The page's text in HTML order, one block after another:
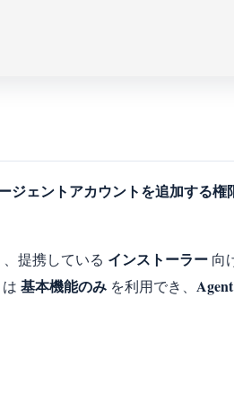
ジェントアカウントを追加する権
提携している インストーラー 向
基本機能のみ を利用でき、